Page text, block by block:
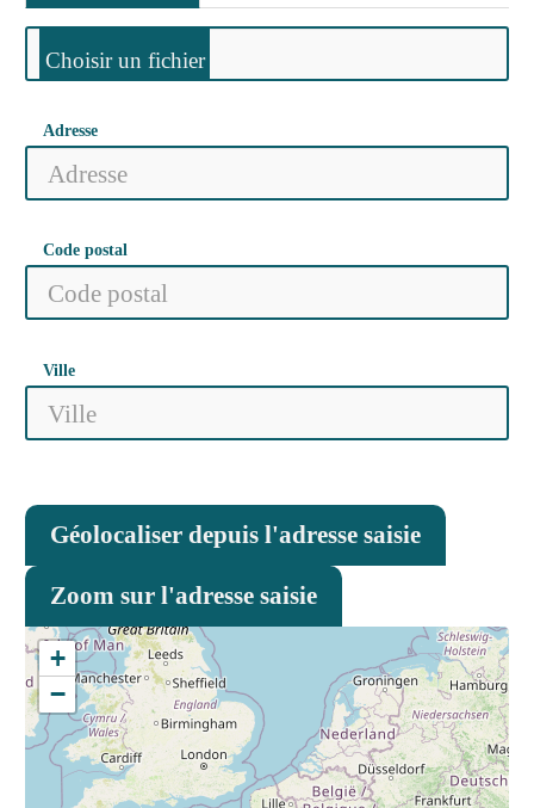
Adresse
Code postal
Ville
Géolocaliser depuis l'adresse saisie
Zoom sur l'adresse saisie
+
−